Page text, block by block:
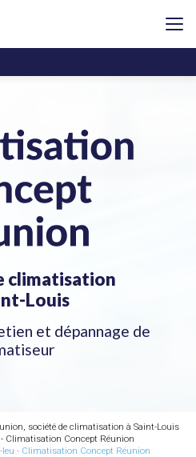
climatisation
Louis
et dépannage de
société de climatisation à Saint-Louis
Climatisation Concept Réunion
- Climatisation Concept Réunion